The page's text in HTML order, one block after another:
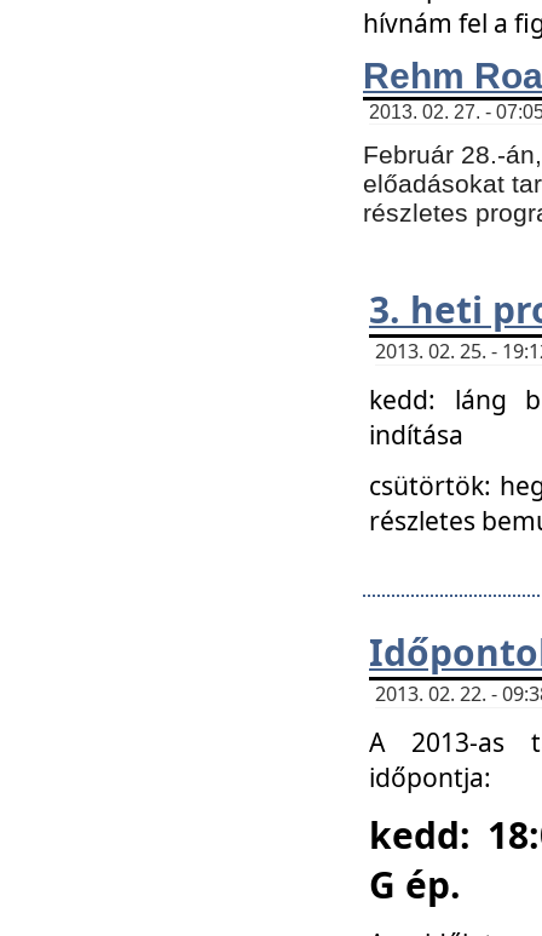
hívnám fel a
Rehm
2013. 02. 27. -
Február 28.-
előadásokat
részletes
3. heti
2013. 02. 25. -
kedd: láng
indítása
csütörtök:
részletes
2013. 02. 22. -
A 2013-as
időpontja:
kedd:
G ép.